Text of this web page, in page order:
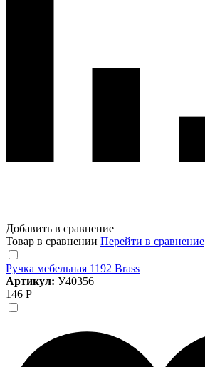
Добавить в сравнение
Товар в сравнении Перейти в сравнение
Ручка мебельная 1192 Brass
Артикул: У40356
146 Р